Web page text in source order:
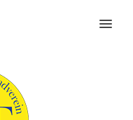
MENU